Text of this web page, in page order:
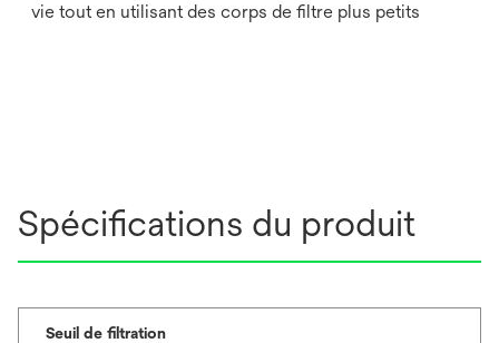
vie tout en utilisant des corps de filtre plus petits
Spécifications du produit
Seuil de filtration